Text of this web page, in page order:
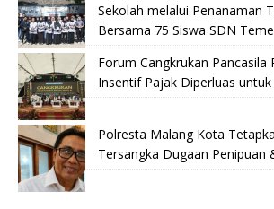
Sekolah melalui Penanaman
Bersama 75 Siswa SDN
Forum Cangkrukan Pancasila
Insentif Pajak Diperluas
Polresta Malang Kota
Tersangka Dugaan Penipuan